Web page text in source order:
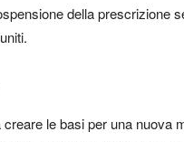
della prescrizione
le basi per una nuova